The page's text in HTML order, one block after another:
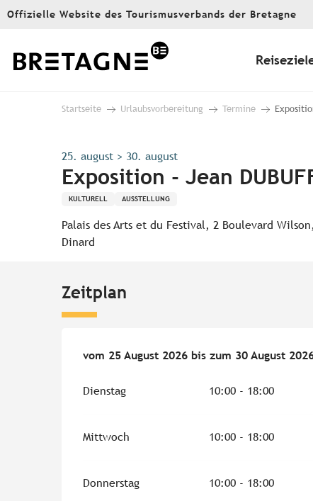
Aller
principal
Offizielle Website des Tourismusverbands der Bretagne
Startseite Urlaubsvorbereitung Termine
25. august > 30. august
Exposition - Jean
KULTURELL AUSSTELLUNG
Palais des Arts et du Festival, 2 Boulevard
Dinard
Zeitplan
vom 25 August 2026 bis zum 30 August
vom 25 August 2026 bis zum 30 August
Dienstag 10:00 - 18:00
Mittwoch 10:00 - 18:00
Donnerstag 10:00 - 18:00